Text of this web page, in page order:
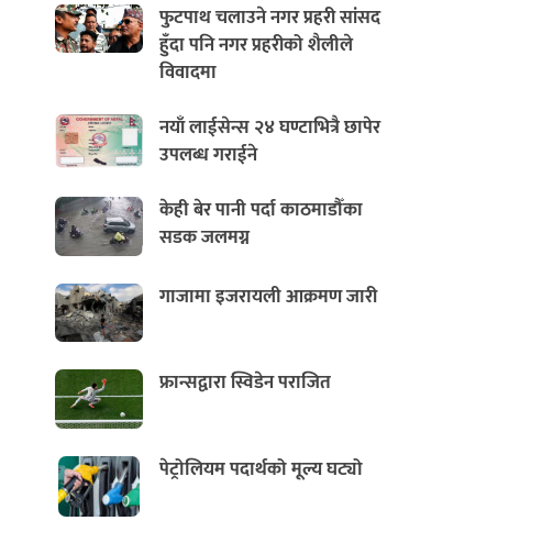
फुटपाथ चलाउने नगर प्रहरी सांसद
हुँदा पनि नगर प्रहरीको शैलीले
विवादमा
नयाँ लाईसेन्स २४ घण्टाभित्रै छापेर
उपलब्ध गराईने
केही बेर पानी पर्दा काठमाडौँका
सडक जलमग्न
गाजामा इजरायली आक्रमण जारी
फ्रान्सद्वारा स्विडेन पराजित
पेट्रोलियम पदार्थको मूल्य घट्यो